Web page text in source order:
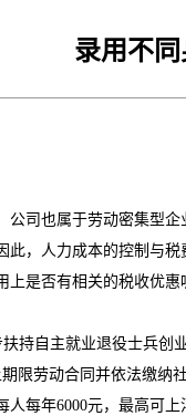
录用不
也属于劳动密集型企
人力成本的控制与税
是否有相关的税收优惠
自主就业退役士兵创业
劳动合同并依法缴纳
每年6000元，最高可上